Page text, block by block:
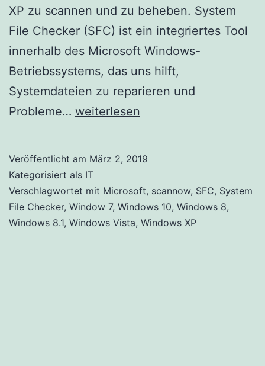
XP zu scannen und zu beheben. System
File Checker (SFC) ist ein integriertes Tool
innerhalb des Microsoft Windows-
Betriebssystems, das uns hilft,
Systemdateien zu reparieren und
Probleme… Verwenden
Systemdateiprüfung
SFC
um
Windows
weiterlesen
Veröffentlicht am März 2, 2019
Kategorisiert als IT
Verschlagwortet mit Microsoft, scannow, SFC, System
File Checker, Window 7, Windows 10, Windows 8,
Windows 8.1, Windows Vista, Windows XP